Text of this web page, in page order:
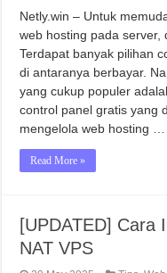
Netly.win – Untuk
web hosting pada server,
Terdapat banyak pilihan
di antaranya berbayar.
yang cukup populer
control panel gratis yang
mengelola web hosting …
Read More »
[UPDATED] Cara
NAT VPS